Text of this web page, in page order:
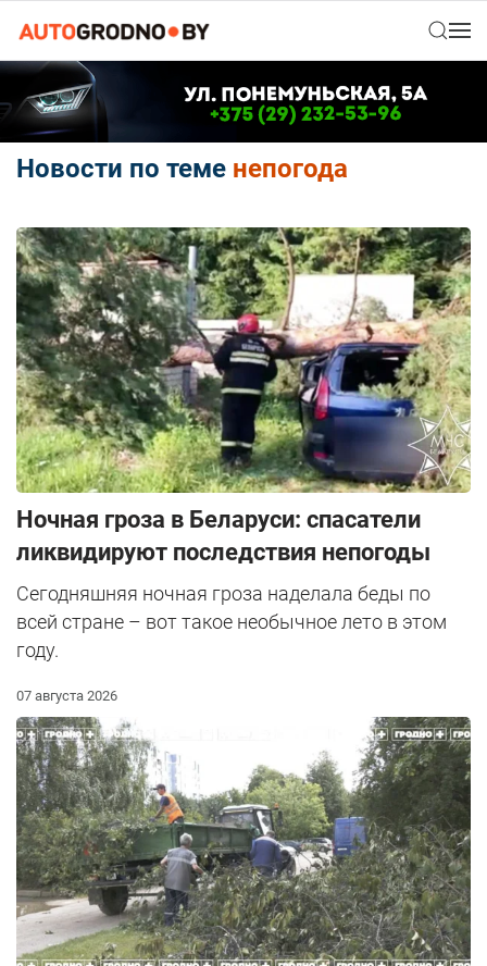
Новости по теме непогода
Ночная гроза в Беларуси: спасатели
ликвидируют последствия непогоды
Сегодняшняя ночная гроза наделала беды по
всей стране – вот такое необычное лето в этом
году.
07 августа 2026